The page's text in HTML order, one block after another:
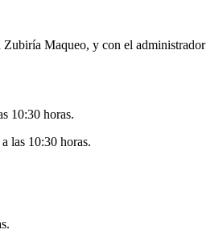
Maqueo, y con el administrador
10:30 horas.
las 10:30 horas.